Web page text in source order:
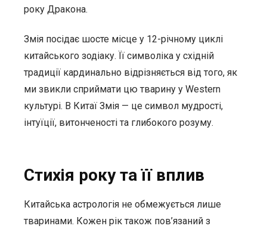
року Дракона.
Змія посідає шосте місце у 12-річному циклі
китайського зодіаку. Її символіка у східній
традиції кардинально відрізняється від того, як
ми звикли сприймати цю тварину у Western
культурі. В Китаї Змія — це символ мудрості,
інтуїції, витонченості та глибокого розуму.
Стихія року та її вплив
Китайська астрологія не обмежується лише
тваринами. Кожен рік також пов’язаний з